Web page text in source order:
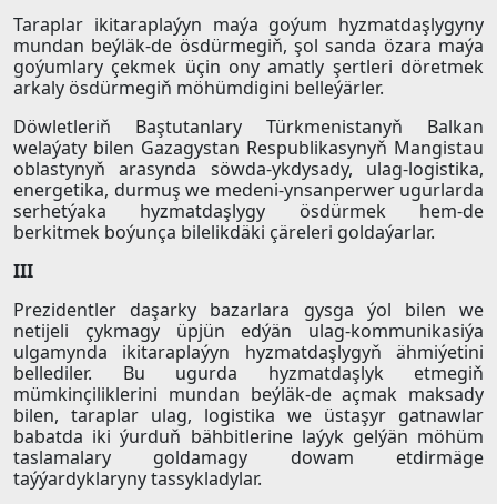
Taraplar ikitaraplaýyn maýa goýum hyzmatdaşlygyny
mundan beýläk-de ösdürmegiň, şol sanda özara maýa
goýumlary çekmek üçin ony amatly şertleri döretmek
arkaly ösdürmegiň möhümdigini belleýärler.
Döwletleriň Baştutanlary Türkmenistanyň Balkan
welaýaty bilen Gazagystan Respublikasynyň Mangistau
oblastynyň arasynda söwda-ykdysady, ulag-logistika,
energetika, durmuş we medeni-ynsanperwer ugurlarda
serhetýaka hyzmatdaşlygy ösdürmek hem-de
berkitmek boýunça bilelikdäki çäreleri goldaýarlar.
III
Prezidentler daşarky bazarlara gysga ýol bilen we
netijeli çykmagy üpjün edýän ulag-kommunikasiýa
ulgamynda ikitaraplaýyn hyzmatdaşlygyň ähmiýetini
bellediler. Bu ugurda hyzmatdaşlyk etmegiň
mümkinçiliklerini mundan beýläk-de açmak maksady
bilen, taraplar ulag, logistika we üstaşyr gatnawlar
babatda iki ýurduň bähbitlerine laýyk gelýän möhüm
taslamalary goldamagy dowam etdirmäge
taýýardyklaryny tassykladylar.